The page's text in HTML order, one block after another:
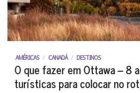
AMÉRICAS / CANADÁ / DESTINOS
O que fazer em Ottawa – 8
turísticas para colocar no